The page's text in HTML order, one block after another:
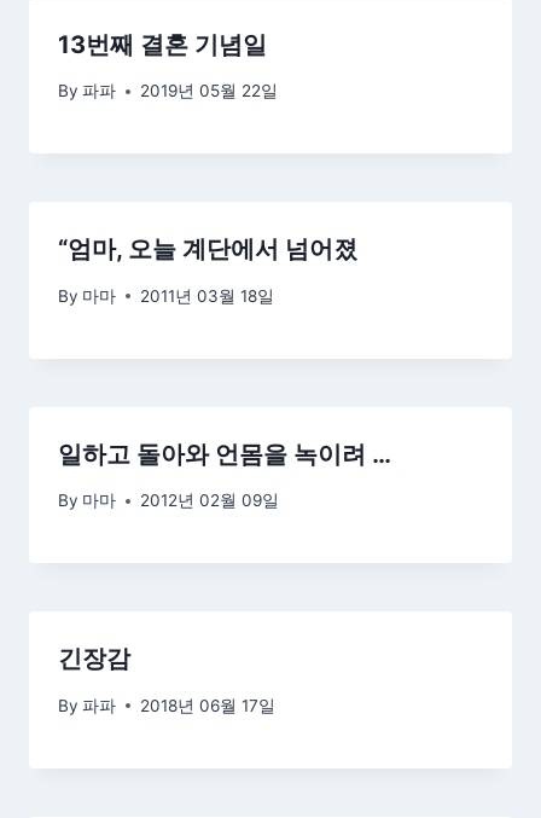
13번째 결혼 기념일
By 파파 2019년 05월 22일
“엄마, 오늘 계단에서 넘어졌
By 마마 2011년 03월 18일
일하고 돌아와 언몸을 녹이려 …
By 마마 2012년 02월 09일
긴장감
By 파파 2018년 06월 17일